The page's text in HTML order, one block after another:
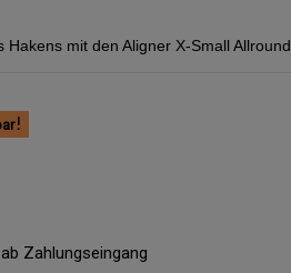
mit den Aligner X-Small Allround.
Zahlungseingang